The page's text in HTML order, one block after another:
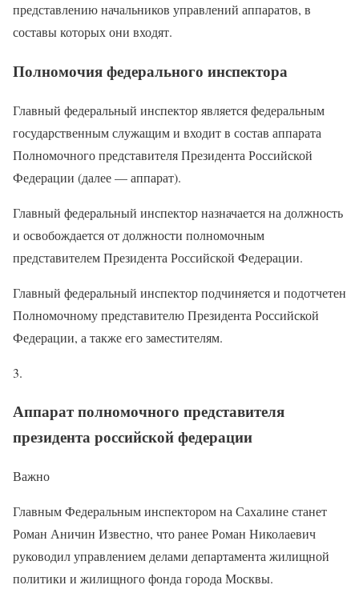
представлению начальников управлений аппаратов, в
составы которых они входят.
Полномочия федерального инспектора
Главный федеральный инспектор является федеральным
государственным служащим и входит в состав аппарата
Полномочного представителя Президента Российской
Федерации (далее — аппарат).
Главный федеральный инспектор назначается на должность
и освобождается от должности полномочным
представителем Президента Российской Федерации.
Главный федеральный инспектор подчиняется и подотчетен
Полномочному представителю Президента Российской
Федерации, а также его заместителям.
3.
Аппарат полномочного представителя
президента российской федерации
Важно
Главным Федеральным инспектором на Сахалине станет
Роман Аничин Известно, что ранее Роман Николаевич
руководил управлением делами департамента жилищной
политики и жилищного фонда города Москвы.